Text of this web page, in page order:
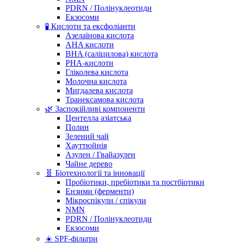
PDRN / Полінуклеотиди
Екзосоми
🧪 Кислоти та ексфоліанти
Азелаїнова кислота
AHA кислоти
BHA (саліцилова) кислота
PHA-кислоти
Гліколева кислота
Молочна кислота
Мигдалева кислота
Транексамова кислота
🌿 Заспокійливі компоненти
Центелла азіатська
Полин
Зелений чай
Хауттюйнія
Азулен / Гвайазулен
Чайне дерево
🧬 Біотехнології та інновації
Пробіотики, пребіотики та постбіотики
Ензими (ферменти)
Мікроспікули / спікули
NMN
PDRN / Полінуклеотиди
Екзосоми
☀️ SPF-фільтри